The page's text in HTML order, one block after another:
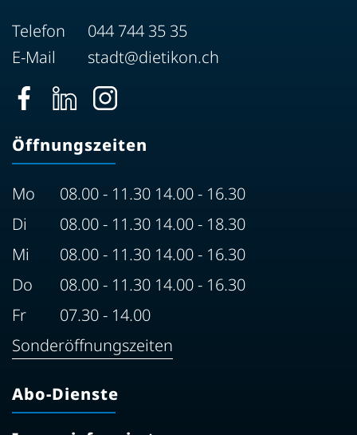
Telefon
044 744 35 35
E-Mail
stadt@dietikon.ch
Öffnungszeiten
Mo
08.00 - 11.30 14.00 - 16.30
Di
08.00 - 11.30 14.00 - 18.30
Mi
08.00 - 11.30 14.00 - 16.30
Do
08.00 - 11.30 14.00 - 16.30
Fr
07.30 - 14.00
Sonderöffnungszeiten
Abo-Dienste